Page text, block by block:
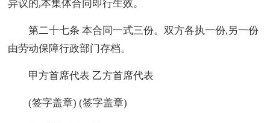
异议的,本集体合同即行生效。
第二十七条 本合同一式三份。双方各执一份,另一份
由劳动保障行政部门存档。
甲方首席代表 乙方首席代表
(签字盖章) (签字盖章)